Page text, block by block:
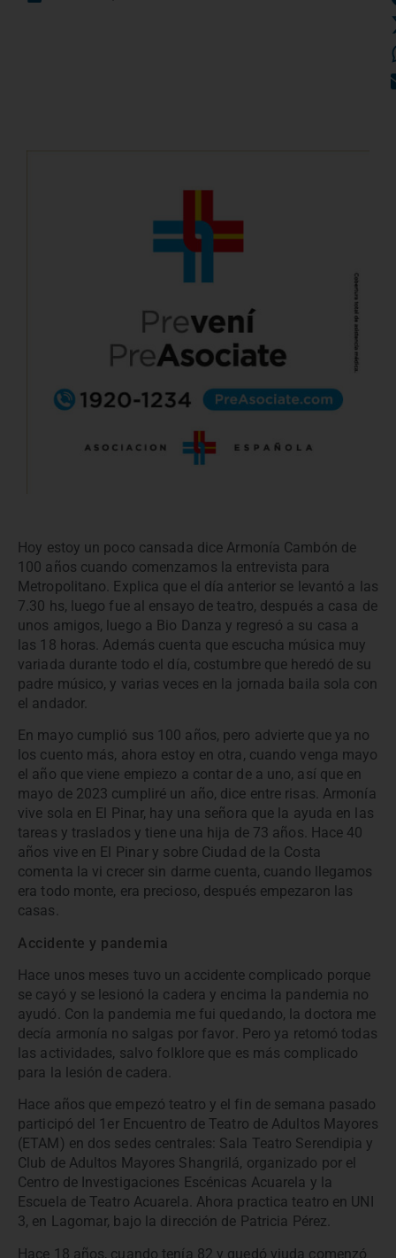
Hoy estoy un poco cansada dice Armonía Cambón de
100 años cuando comenzamos la entrevista para
Metropolitano. Explica que el día anterior se levantó a las
7.30 hs, luego fue al ensayo de teatro, después a casa de
unos amigos, luego a Bio Danza y regresó a su casa a
las 18 horas. Además cuenta que escucha música muy
variada durante todo el día, costumbre que heredó de su
padre músico, y varias veces en la jornada baila sola con
el andador.
En mayo cumplió sus 100 años, pero advierte que ya no
los cuento más, ahora estoy en otra, cuando venga mayo
el año que viene empiezo a contar de a uno, así que en
mayo de 2023 cumpliré un año, dice entre risas. Armonía
vive sola en El Pinar, hay una señora que la ayuda en las
tareas y traslados y tiene una hija de 73 años. Hace 40
años vive en El Pinar y sobre Ciudad de la Costa
comenta la vi crecer sin darme cuenta, cuando llegamos
era todo monte, era precioso, después empezaron las
casas.
Accidente y pandemia
Hace unos meses tuvo un accidente complicado porque
se cayó y se lesionó la cadera y encima la pandemia no
ayudó. Con la pandemia me fui quedando, la doctora me
decía armonía no salgas por favor. Pero ya retomó todas
las actividades, salvo folklore que es más complicado
para la lesión de cadera.
Hace años que empezó teatro y el fin de semana pasado
participó del 1er Encuentro de Teatro de Adultos Mayores
(ETAM) en dos sedes centrales: Sala Teatro Serendipia y
Club de Adultos Mayores Shangrilá, organizado por el
Centro de Investigaciones Escénicas Acuarela y la
Escuela de Teatro Acuarela. Ahora practica teatro en UNI
3, en Lagomar, bajo la dirección de Patricia Pérez.
Hace 18 años, cuando tenía 82 y quedó viuda comenzó